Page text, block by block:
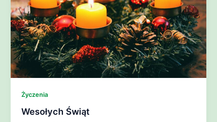
Życzenia
Wesołych Świąt